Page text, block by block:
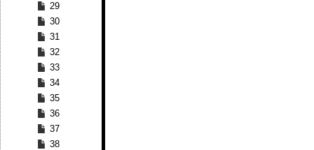
29
30
31
32
33
34
35
36
37
38